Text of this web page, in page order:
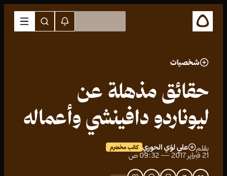
شخصيات
حقائق مذهلة عن
ليوناردو دافينشي وأعماله
بقلم علي لؤي الحوري كاتب مخضرم
21 فبراير 2017 — 09:32 ص